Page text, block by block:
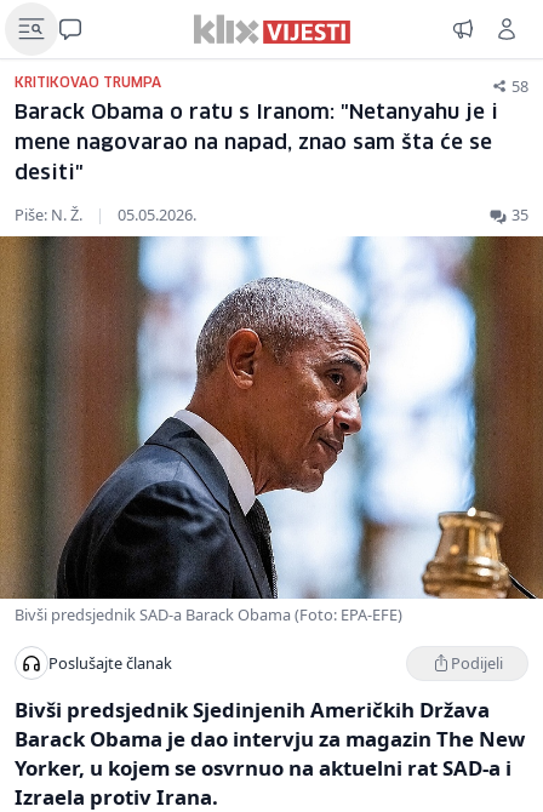
KRITIKOVAO TRUMPA 58
Barack Obama o ratu s Iranom: "Netanyahu je i
mene nagovarao na napad, znao sam šta će se
desiti"
Piše: N. Ž. | 05.05.2026. 35
Bivši predsjednik SAD-a Barack Obama (Foto: EPA-EFE)
Poslušajte članak Podijeli
Bivši predsjednik Sjedinjenih Američkih Država
Barack Obama je dao intervju za magazin The New
Yorker, u kojem se osvrnuo na aktuelni rat SAD-a i
Izraela protiv Irana.